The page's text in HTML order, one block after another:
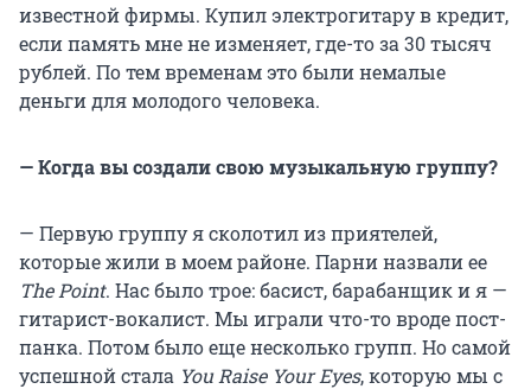
известной фирмы. Купил электрогитару в кредит,
если память мне не изменяет, где-то за 30 тысяч
рублей. По тем временам это были немалые
деньги для молодого человека.
— Когда вы создали свою музыкальную группу?
— Первую группу я сколотил из приятелей,
которые жили в моем районе. Парни назвали ее
The Point. Нас было трое: басист, барабанщик и я —
гитарист-вокалист. Мы играли что-то вроде пост-
панка. Потом было еще несколько групп. Но самой
успешной стала You Raise Your Eyes, которую мы с